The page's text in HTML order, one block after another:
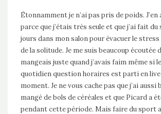
Étonnamment je n’ai pas pris de poids. J’en
parce que j’étais très seule et que j’ai fait
jours dans mon salon pour évacuer le
de la solitude. Je me suis beaucoup écoutée
mangeais juste quand j’avais faim même si
quotidien question horaires est parti en
moment. Je ne vous cache pas que j’ai aussi
mangé de bols de céréales et que Picard a
pendant cette période. Mais faire du sport